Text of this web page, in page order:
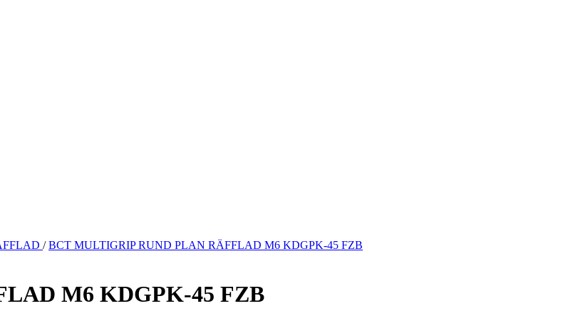
/BCT MULTIGRIP RUND PLAN RÄFFLAD M6 KDGPK-45 FZB
M6 KDGPK-45 FZB